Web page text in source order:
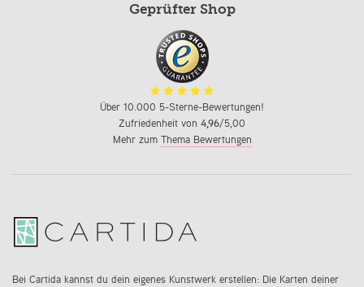
Geprüfter Shop
Über 10.000 5-Sterne-Bewertungen!
Zufriedenheit von 4,96/5,00
Mehr zum Thema Bewertungen
Bei Cartida kannst du dein eigenes Kunstwerk erstellen: Die Karten deiner